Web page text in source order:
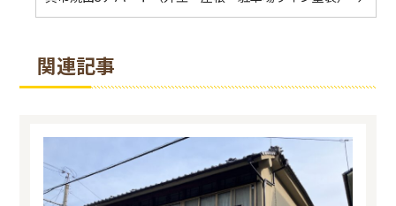
関連記事